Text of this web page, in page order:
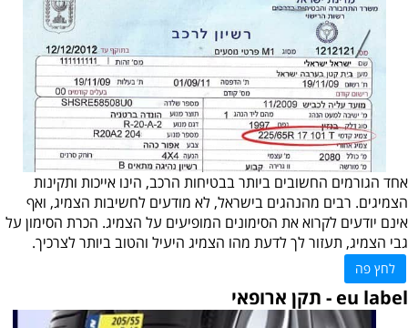
אחד הגורמים החשובים ביותר בבטיחות הרכב, הינו אייכות ותקינות
הצמיגים. רבים מהנהגים בישראל, לא מודעים לחשיבות הצמיג, ואף
אינם יודעים לקרוא את הסימונים המופיעים על הצמיג. הכרת הסימון על
גבי הצמיג, תעזור לך לדעת מהו הצמיג היעיל והטוב ביותר לצרכיך.
לחץ פה
eu label - תקן ארופאי